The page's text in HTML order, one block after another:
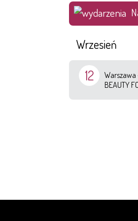
Wrzesień
12
Warszawa
BEAUTY